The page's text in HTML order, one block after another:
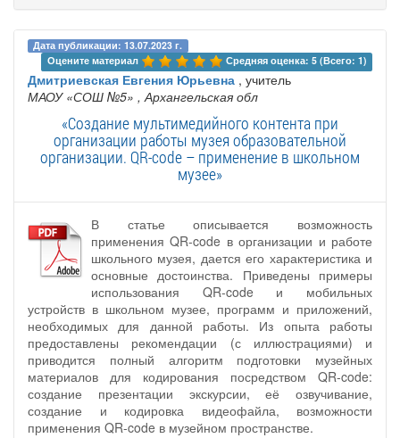
Дата публикации: 13.07.2023 г.
Оцените материал
Средняя оценка: 5 (Всего: 1)
Дмитриевская Евгения Юрьевна , учитель
МАОУ «СОШ №5» , Архангельская обл
«Создание мультимедийного контента при
организации работы музея образовательной
организации. QR-code – применение в школьном
музее»
В статье описывается возможность
применения QR-code в организации и работе
школьного музея, дается его характеристика и
основные достоинства. Приведены примеры
использования QR-code и мобильных
устройств в школьном музее, программ и приложений,
необходимых для данной работы. Из опыта работы
предоставлены рекомендации (с иллюстрациями) и
приводится полный алгоритм подготовки музейных
материалов для кодирования посредством QR-code:
создание презентации экскурсии, её озвучивание,
создание и кодировка видеофайла, возможности
применения QR-code в музейном пространстве.